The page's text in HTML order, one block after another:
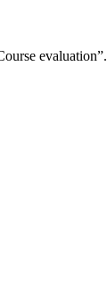
evaluation”.